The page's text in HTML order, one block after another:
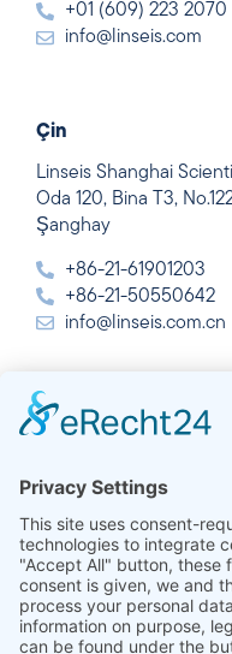
+01 (609) 223 2070
info@linseis.com
Çin
Linseis Shanghai
Oda 120, Bina T3,
Şanghay
+86-21-61901203
+86-21-50550642
info@linseis.com.cn
Hindistan
Plot 65, 2nd Floor, Sai
+91-11-42883851
sales@linseis.in